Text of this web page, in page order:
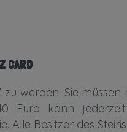
CARD
werden. Sie
Euro kann
Alle Besitzer des